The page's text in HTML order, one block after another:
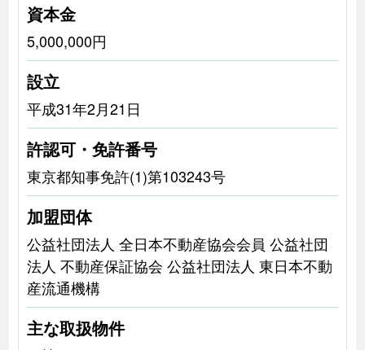
資本金
5,000,000円
設立
平成31年2月21日
許認可・免許番号
東京都知事免許(1)第103243号
加盟団体
公益社団法人 全日本不動産協会会員 公益社団
法人 不動産保証協会 公益社団法人 東日本不動
産流通機構
主な取扱物件